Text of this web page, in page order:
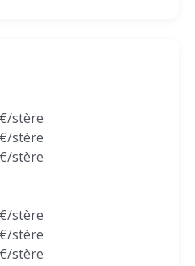
stère
stère
stère
stère
stère
stère